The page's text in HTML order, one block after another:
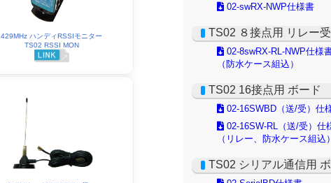
429MHz ハンディRSSIモニター
TS02 RSSI MON